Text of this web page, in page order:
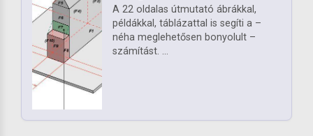
A 22 oldalas útmutató ábrákkal,
példákkal, táblázattal is segíti a –
néha meglehetősen bonyolult –
számítást. ...